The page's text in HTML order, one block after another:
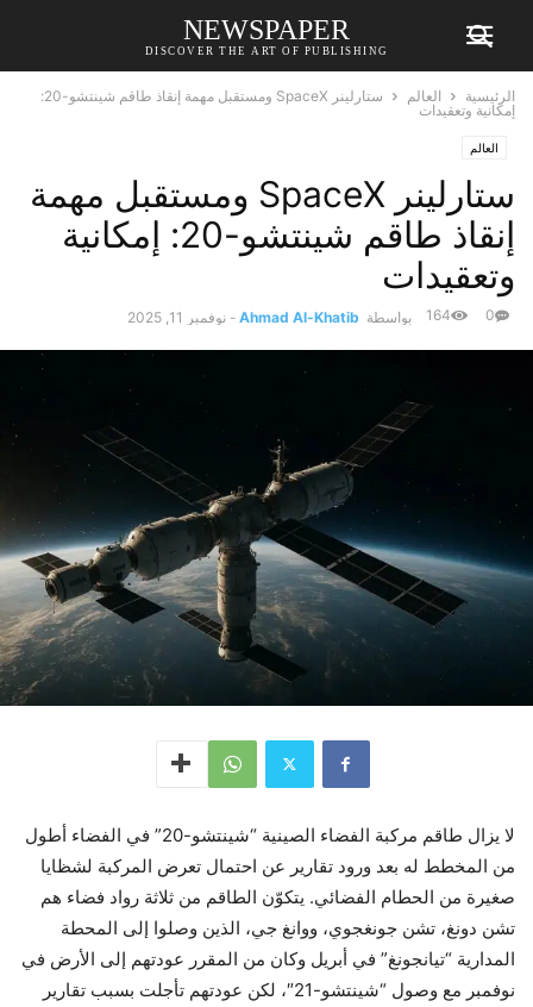
NEWSPAPER
DISCOVER THE ART OF PUBLISHING
الرئيسية العالم
ستارلينر SpaceX ومستقبل مهمة إنقاذ طاقم شينتشو-20:
إمكانية وتعقيدات
العالم
ستارلينر SpaceX ومستقبل مهمة
إنقاذ طاقم شينتشو-20: إمكانية
وتعقيدات
بواسطة Ahmad Al-Khatib
- نوفمبر 11, 2025 0
164
لا يزال طاقم مركبة الفضاء الصينية “شينتشو-20” في الفضاء أطول
من المخطط له بعد ورود تقارير عن احتمال تعرض المركبة لشظايا
صغيرة من الحطام الفضائي. يتكوّن الطاقم من ثلاثة رواد فضاء هم
تشن دونغ، تشن جونغجوي، ووانغ جي، الذين وصلوا إلى المحطة
المدارية “تيانجونغ” في أبريل وكان من المقرر عودتهم إلى الأرض في
نوفمبر مع وصول “شينتشو-21″، لكن عودتهم تأجلت بسبب تقارير